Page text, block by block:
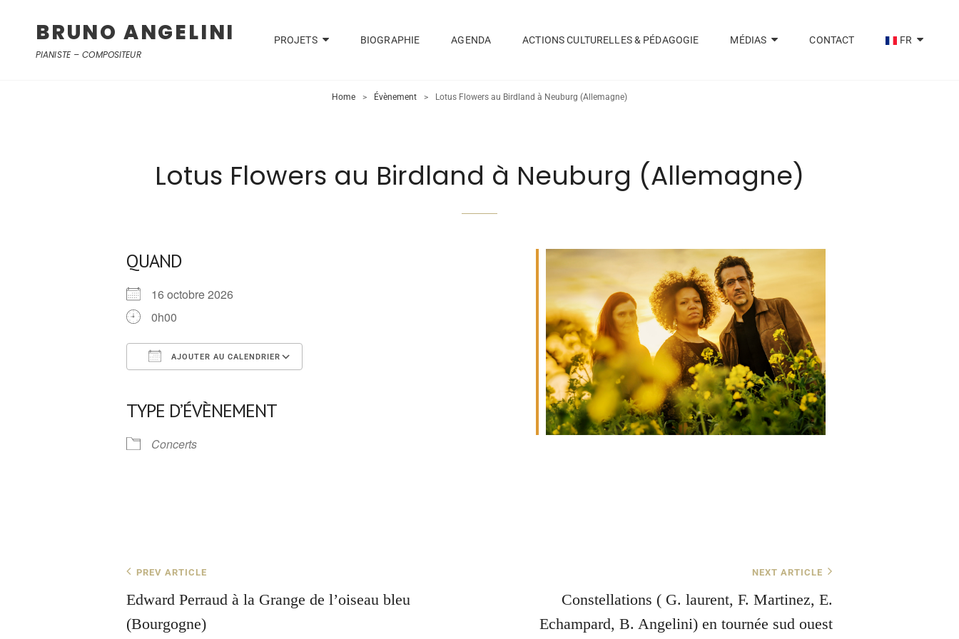
BRUNO ANGELINI
PIANISTE – COMPOSITEUR
PROJETS BIOGRAPHIE AGENDA ACTIONS CULTURELLES & PÉDAGOGIE MÉDIAS CONTACT FR
Home > Évènement > Lotus Flowers au Birdland à Neuburg (Allemagne)
Lotus Flowers au Birdland à Neuburg (Allemagne)
QUAND
16 octobre 2026
0h00
AJOUTER AU CALENDRIER
Office 365 Outlook Live
TYPE D’ÉVÈNEMENT
Concerts
PREV ARTICLE
Edward Perraud à la Grange de l’oiseau bleu
(Bourgogne)
NEXT ARTICLE
Constellations ( G. laurent, F. Martinez, E.
Echampard, B. Angelini) en tournée sud ouest